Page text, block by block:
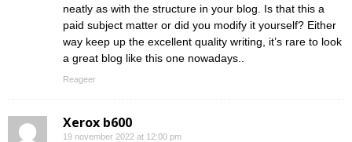
neatly as with the structure in your blog. Is that this a
paid subject matter or did you modify it yourself? Either
way keep up the excellent quality writing, it’s rare to look
a great blog like this one nowadays..
Reageer
Xerox b600
19 november 2022 at 12:00 pm